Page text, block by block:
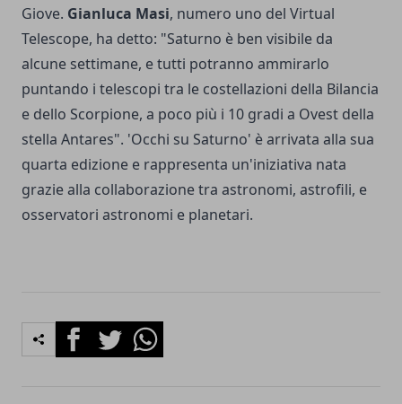
Giove. Gianluca Masi, numero uno del Virtual
Telescope, ha detto: "Saturno è ben visibile da
alcune settimane, e tutti potranno ammirarlo
puntando i telescopi tra le costellazioni della Bilancia
e dello Scorpione, a poco più i 10 gradi a Ovest della
stella Antares". 'Occhi su Saturno' è arrivata alla sua
quarta edizione e rappresenta un'iniziativa nata
grazie alla collaborazione tra astronomi, astrofili, e
osservatori astronomi e planetari.
FacebookTwitterWhatsapp